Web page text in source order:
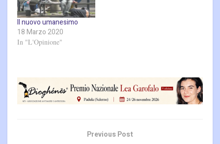
Il nuovo umanesimo
18 Marzo 2020
In "L'Opinione"
Previous Post